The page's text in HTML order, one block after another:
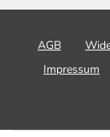
AGB
Impressum